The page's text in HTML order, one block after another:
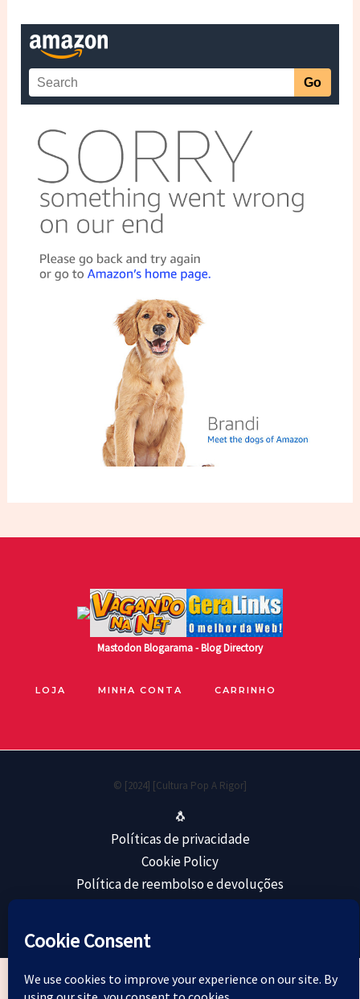
MastodonBlogarama - Blog Directory
LOJA MINHA CONTA CARRINHO
© [2024] [Cultura Pop A Rigor]
🐧
Políticas de privacidade
Cookie Policy
Política de reembolso e devoluções